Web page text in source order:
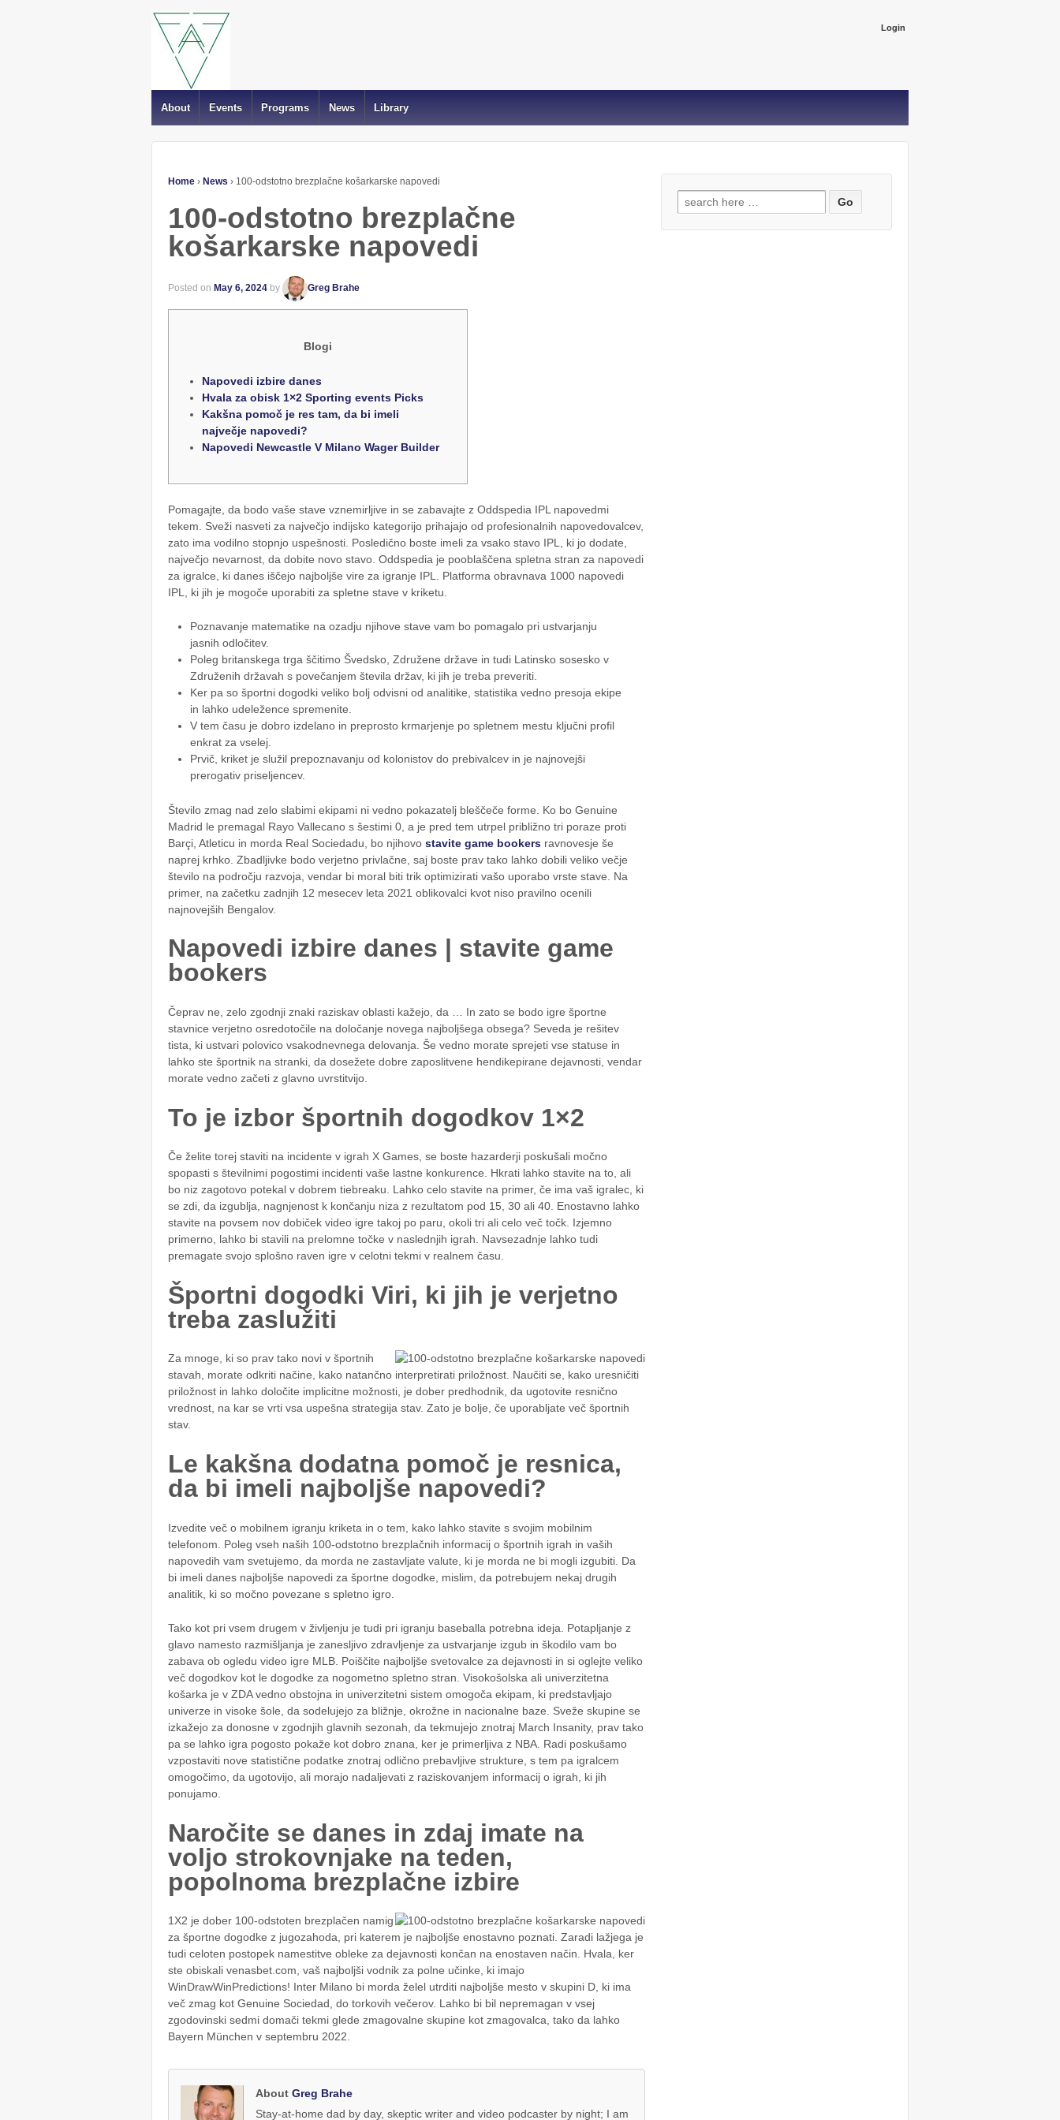
Login
About Events Programs News Library
Home › News › 100-odstotno brezplačne košarkarske napovedi
100-odstotno brezplačne
košarkarske napovedi
Posted on May 6, 2024 by Greg Brahe
Blogi
Napovedi izbire danes
Hvala za obisk 1×2 Sporting events Picks
Kakšna pomoč je res tam, da bi imeli
največje napovedi?
Napovedi Newcastle V Milano Wager Builder
Pomagajte, da bodo vaše stave vznemirljive in se zabavajte z Oddspedia IPL napovedmi
tekem. Sveži nasveti za največjo indijsko kategorijo prihajajo od profesionalnih napovedovalcev,
zato ima vodilno stopnjo uspešnosti. Posledično boste imeli za vsako stavo IPL, ki jo dodate,
največjo nevarnost, da dobite novo stavo. Oddspedia je pooblaščena spletna stran za napovedi
za igralce, ki danes iščejo najboljše vire za igranje IPL. Platforma obravnava 1000 napovedi
IPL, ki jih je mogoče uporabiti za spletne stave v kriketu.
Poznavanje matematike na ozadju njihove stave vam bo pomagalo pri ustvarjanju
jasnih odločitev.
Poleg britanskega trga ščitimo Švedsko, Združene države in tudi Latinsko sosesko v
Združenih državah s povečanjem števila držav, ki jih je treba preveriti.
Ker pa so športni dogodki veliko bolj odvisni od analitike, statistika vedno presoja ekipe
in lahko udeležence spremenite.
V tem času je dobro izdelano in preprosto krmarjenje po spletnem mestu ključni profil
enkrat za vselej.
Prvič, kriket je služil prepoznavanju od kolonistov do prebivalcev in je najnovejši
prerogativ priseljencev.
Število zmag nad zelo slabimi ekipami ni vedno pokazatelj bleščeče forme. Ko bo Genuine
Madrid le premagal Rayo Vallecano s šestimi 0, a je pred tem utrpel približno tri poraze proti
Barçi, Atleticu in morda Real Sociedadu, bo njihovo stavite game bookers ravnovesje še
naprej krhko. Zbadljivke bodo verjetno privlačne, saj boste prav tako lahko dobili veliko večje
število na področju razvoja, vendar bi moral biti trik optimizirati vašo uporabo vrste stave. Na
primer, na začetku zadnjih 12 mesecev leta 2021 oblikovalci kvot niso pravilno ocenili
najnovejših Bengalov.
Napovedi izbire danes | stavite game
bookers
Čeprav ne, zelo zgodnji znaki raziskav oblasti kažejo, da … In zato se bodo igre športne
stavnice verjetno osredotočile na določanje novega najboljšega obsega? Seveda je rešitev
tista, ki ustvari polovico vsakodnevnega delovanja. Še vedno morate sprejeti vse statuse in
lahko ste športnik na stranki, da dosežete dobre zaposlitvene hendikepirane dejavnosti, vendar
morate vedno začeti z glavno uvrstitvijo.
To je izbor športnih dogodkov 1×2
Če želite torej staviti na incidente v igrah X Games, se boste hazarderji poskušali močno
spopasti s številnimi pogostimi incidenti vaše lastne konkurence. Hkrati lahko stavite na to, ali
bo niz zagotovo potekal v dobrem tiebreaku. Lahko celo stavite na primer, če ima vaš igralec, ki
se zdi, da izgublja, nagnjenost k končanju niza z rezultatom pod 15, 30 ali 40. Enostavno lahko
stavite na povsem nov dobiček video igre takoj po paru, okoli tri ali celo več točk. Izjemno
primerno, lahko bi stavili na prelomne točke v naslednjih igrah. Navsezadnje lahko tudi
premagate svojo splošno raven igre v celotni tekmi v realnem času.
Športni dogodki Viri, ki jih je verjetno
treba zaslužiti
Za mnoge, ki so prav tako novi v športnih
stavah, morate odkriti načine, kako natančno interpretirati priložnost. Naučiti se, kako uresničiti
priložnost in lahko določite implicitne možnosti, je dober predhodnik, da ugotovite resnično
vrednost, na kar se vrti vsa uspešna strategija stav. Zato je bolje, če uporabljate več športnih
stav.
Le kakšna dodatna pomoč je resnica,
da bi imeli najboljše napovedi?
Izvedite več o mobilnem igranju kriketa in o tem, kako lahko stavite s svojim mobilnim
telefonom. Poleg vseh naših 100-odstotno brezplačnih informacij o športnih igrah in vaših
napovedih vam svetujemo, da morda ne zastavljate valute, ki je morda ne bi mogli izgubiti. Da
bi imeli danes najboljše napovedi za športne dogodke, mislim, da potrebujem nekaj drugih
analitik, ki so močno povezane s spletno igro.
Tako kot pri vsem drugem v življenju je tudi pri igranju baseballa potrebna ideja. Potapljanje z
glavo namesto razmišljanja je zanesljivo zdravljenje za ustvarjanje izgub in škodilo vam bo
zabava ob ogledu video igre MLB. Poiščite najboljše svetovalce za dejavnosti in si oglejte veliko
več dogodkov kot le dogodke za nogometno spletno stran. Visokošolska ali univerzitetna
košarka je v ZDA vedno obstojna in univerzitetni sistem omogoča ekipam, ki predstavljajo
univerze in visoke šole, da sodelujejo za bližnje, okrožne in nacionalne baze. Sveže skupine se
izkažejo za donosne v zgodnjih glavnih sezonah, da tekmujejo znotraj March Insanity, prav tako
pa se lahko igra pogosto pokaže kot dobro znana, ker je primerljiva z NBA. Radi poskušamo
vzpostaviti nove statistične podatke znotraj odlično prebavljive strukture, s tem pa igralcem
omogočimo, da ugotovijo, ali morajo nadaljevati z raziskovanjem informacij o igrah, ki jih
ponujamo.
Naročite se danes in zdaj imate na
voljo strokovnjake na teden,
popolnoma brezplačne izbire
1X2 je dober 100-odstoten brezplačen namig
za športne dogodke z jugozahoda, pri katerem je najboljše enostavno poznati. Zaradi lažjega je
tudi celoten postopek namestitve obleke za dejavnosti končan na enostaven način. Hvala, ker
ste obiskali venasbet.com, vaš najboljši vodnik za polne učinke, ki imajo
WinDrawWinPredictions! Inter Milano bi morda želel utrditi najboljše mesto v skupini D, ki ima
več zmag kot Genuine Sociedad, do torkovih večerov. Lahko bi bil nepremagan v vsej
zgodovinski sedmi domači tekmi glede zmagovalne skupine kot zmagovalca, tako da lahko
Bayern München v septembru 2022.
About Greg Brahe
Stay-at-home dad by day, skeptic writer and video podcaster by night; I am
Search
for: